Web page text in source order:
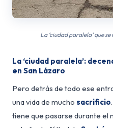
La ‘ciudad paralela’ que
La ‘ciudad paralela’:
en San Lázaro
Pero detrás de todo ese
una vida de mucho sacrificio
tiene que pasarse durante el